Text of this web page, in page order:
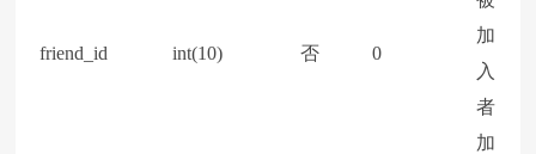
friend_id int(10) 否 0
加
入
者
加